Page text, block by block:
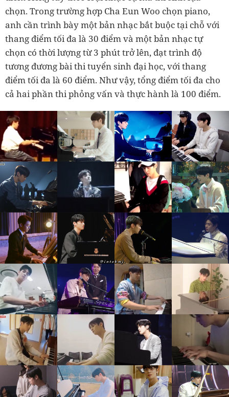
chọn. Trong trường hợp Cha Eun Woo chọn piano,
anh cần trình bày một bản nhạc bắt buộc tại chỗ với
thang điểm tối đa là 30 điểm và một bản nhạc tự
chọn có thời lượng từ 3 phút trở lên, đạt trình độ
tương đương bài thi tuyển sinh đại học, với thang
điểm tối đa là 60 điểm. Như vậy, tổng điểm tối đa cho
cả hai phần thi phỏng vấn và thực hành là 100 điểm.